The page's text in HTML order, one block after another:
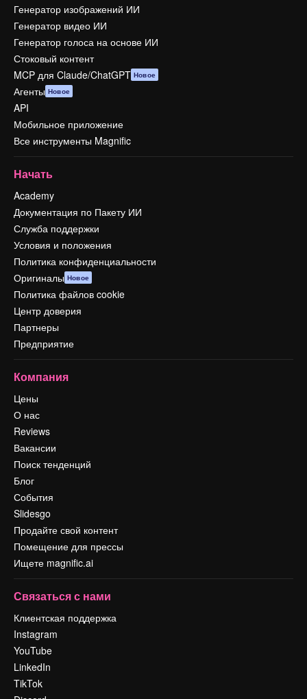
Генератор изображений ИИ
Генератор видео ИИ
Генератор голоса на основе ИИ
Стоковый контент
MCP для Claude/ChatGPT Новое
Агенты Новое
API
Мобильное приложение
Все инструменты Magnific
Начать
Academy
Документация по Пакету ИИ
Служба поддержки
Условия и положения
Политика конфиденциальности
Оригиналы Новое
Политика файлов cookie
Центр доверия
Партнеры
Предприятие
Компания
Цены
О нас
Reviews
Вакансии
Поиск тенденций
Блог
События
Slidesgo
Продайте свой контент
Помещение для прессы
Ищете magnific.ai
Связаться с нами
Клиентская поддержка
Instagram
YouTube
LinkedIn
TikTok